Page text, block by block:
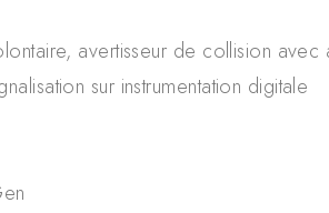
avertisseur de collision
sur instrumentation digitale